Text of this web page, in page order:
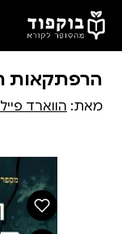
דלג לתוכן הראשי
הרפתקאות
מאת: הווארד פייל